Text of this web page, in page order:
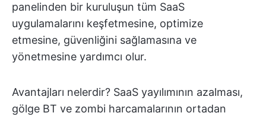
panelinden bir kuruluşun tüm SaaS
uygulamalarını keşfetmesine, optimize
etmesine, güvenliğini sağlamasına ve
yönetmesine yardımcı olur.
Avantajları nelerdir? SaaS yayılımının azalması,
gölge BT ve zombi harcamalarının ortadan